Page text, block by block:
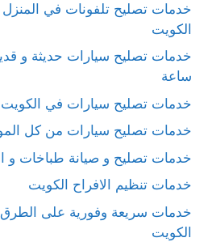
خدمات تصليح تلفونات في
الكويت
ساعة
خدمات تصليح سيارات في الكويت
خدمات تصليح سيارات من كل
خدمات تصليح و صيانة طباخات و
خدمات تنظيم الافراح الكويت
خدمات سريعة وفورية على الطرق
الكويت